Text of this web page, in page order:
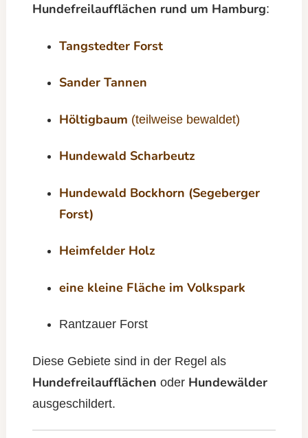
Hundefreilaufflächen rund um Hamburg:
Tangstedter Forst
Sander Tannen
Höltigbaum (teilweise bewaldet)
Hundewald Scharbeutz
Hundewald Bockhorn (Segeberger
Forst)
Heimfelder Holz
eine kleine Fläche im Volkspark
Rantzauer Forst
Diese Gebiete sind in der Regel als
Hundefreilaufflächen oder Hundewälder
ausgeschildert.